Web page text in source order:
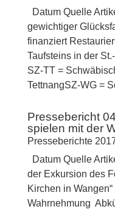
Datum Quelle
gewichtiger
finanziert
Taufsteins in der
SZ-TT =
TettnangSZ-WG =
Pressebericht
spielen mit der
Presseberichte
Datum Quelle
der Exkursion des
Kirchen in
Wahrnehmung